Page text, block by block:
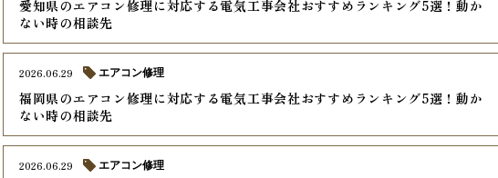
愛知県のエアコン修理に対応する電気工事会社おすすめランキング5選！動か
ない時の相談先
福岡県のエアコン修理に対応する電気工事会社おすすめランキング5選！動か
ない時の相談先
2026.06.29 エアコン修理
2026.06.29 エアコン修理